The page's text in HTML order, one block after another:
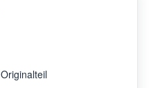
Originalteil